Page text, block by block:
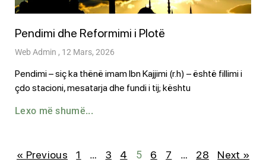
Pendimi dhe Reformimi i Plotë
Web Admin 12 Mars, 2026
Pendimi – siç ka thënë imam Ibn Kajjimi (r.h) – është fillimi i
çdo stacioni, mesatarja dhe fundi i tij; kështu
Lexo më shumë...
« Previous 1 … 3 4 5 6 7 … 28 Next »